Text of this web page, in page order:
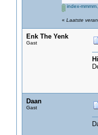
index-
« Laatste
Enk The Yenk
Gast
Daan
Gast